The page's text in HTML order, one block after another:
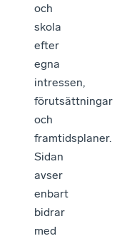
och
skola
efter
egna
intressen,
förutsättningar
och
framtidsplaner.
Sidan
avser
enbart
bidrar
med